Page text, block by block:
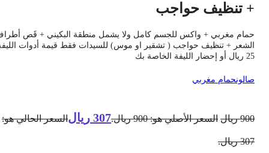
تنظيف حواجب
مغربي + واكس للجسم كامل ولا يشمل منطقة البكيني + قَص أطراف
+ تنظيف حواجب ( تشقير او موس) للسيدات فقط قيمة أدوات الليفة
حمام مغربي
ريال السعر الأصلي هو: 900 ريال. 307 ريال السعر الحالي هو: